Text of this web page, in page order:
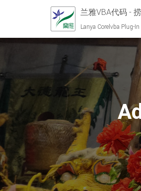
兰雅VBA代码 -
Lanya Corelvba Plug-